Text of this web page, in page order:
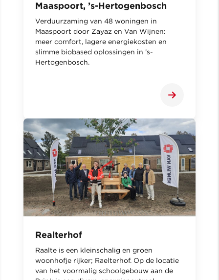
Maaspoort, ’s-Hertogenbosch
Verduurzaming van 48 woningen in
Maaspoort door Zayaz en Van Wijnen:
meer comfort, lagere energiekosten en
slimme biobased oplossingen in ’s-
Hertogenbosch.
Realterhof
Raalte is een kleinschalig en groen
woonhofje rijker; Raelterhof. Op de locatie
van het voormalig schoolgebouw aan de